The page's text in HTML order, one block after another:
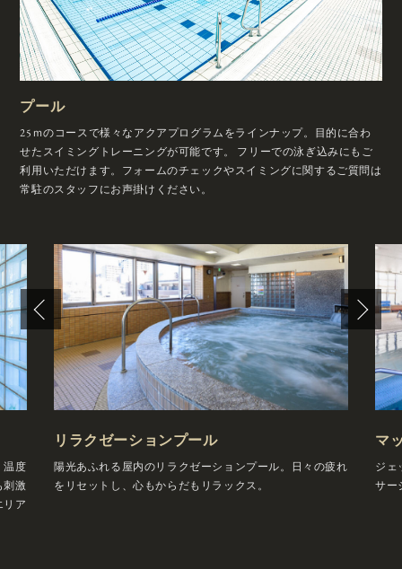
プール
25ｍのコースで様々なアクアプログラムをラインナップ。目的に合わ
せたスイミングトレーニングが可能です。
フリーでの泳ぎ込みにもご
利用いただけます。フォームのチェックやスイミングに関するご質問は
常駐のスタッフにお声掛けください。
温度
刺激
リア
リラクゼーションプール
陽光あふれる屋内のリラクゼーションプール。日々の疲れ
をリセットし、心もからだもリラックス。
マ
ジェ
サー